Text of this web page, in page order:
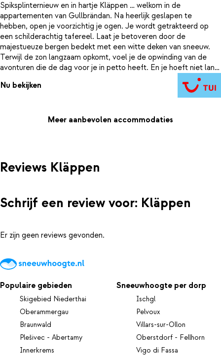
Spiksplinternieuw en in hartje Kläppen … welkom in de
appartementen van Gullbrändan. Na heerlijk geslapen te
hebben, open je voorzichtig je ogen. Je wordt getrakteerd op
een schilderachtig tafereel. Laat je betoveren door de
majestueuze bergen bedekt met een witte deken van sneeuw.
Terwijl de zon langzaam opkomt, voel je de opwinding van de
avonturen die de dag voor je in petto heeft. En je hoeft niet lang
te wachten. Hier stap je zó in de skilift en voor je het weet …
sjees je van de piste. Ski-in, ski-out: hoe fijn is dat? 'Kan deze dag
nog beter worden?', vraagt je partner. Jazeker. In je appartement
helemaal zen, en je lichaam ook. Heel belangrijk om jezelf goed
Nu bekijken
Meer aanbevolen accommodaties
Reviews Kläppen
Schrijf een review voor: Kläppen
Er zijn geen reviews gevonden.
Populaire gebieden
Skigebied Niederthai
Oberammergau
Braunwald
Plešivec - Abertamy
Innerkrems
Sneeuwhoogte per dorp
Ischgl
Pelvoux
Villars-sur-Ollon
Oberstdorf - Fellhorn
Vigo di Fassa